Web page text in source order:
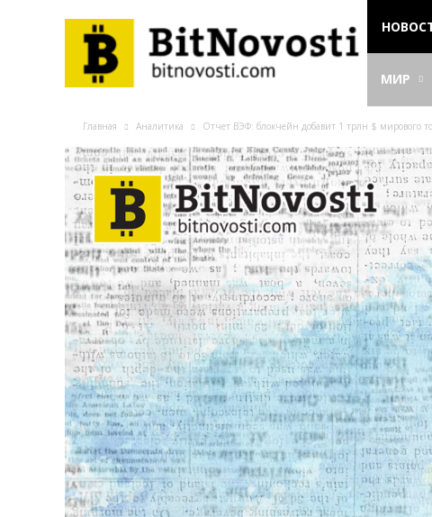
МИР
Главная Аналитика Отчет ВЭФ: блокчейн добавит 1 трлн $ мирового